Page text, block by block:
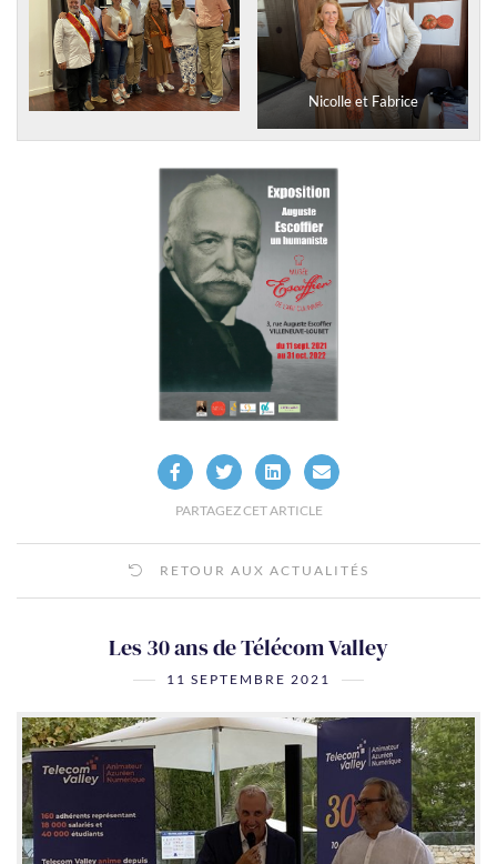
Nicolle et Fabrice
PARTAGEZ CET ARTICLE
RETOUR AUX ACTUALITÉS
Les 30 ans de Télécom Valley
11 SEPTEMBRE 2021